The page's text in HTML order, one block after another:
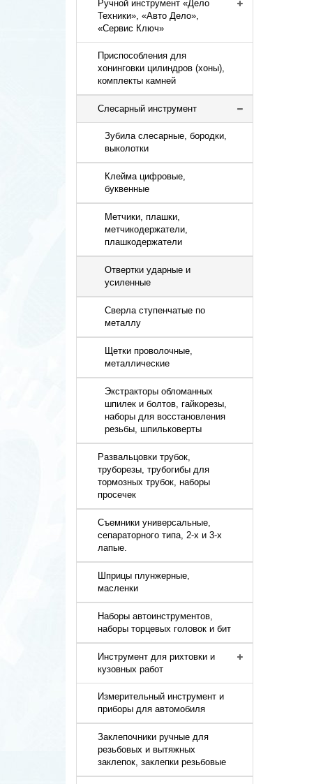
Ручной инструмент «Дело
Техники», «Авто Дело»,
«Сервис Ключ»
Приспособления для
хонинговки цилиндров (хоны),
комплекты камней
Слесарный инструмент
Зубила слесарные, бородки,
выколотки
Клейма цифровые,
буквенные
Метчики, плашки,
метчикодержатели,
плашкодержатели
Отвертки ударные и
усиленные
Сверла ступенчатые по
металлу
Щетки проволочные,
металлические
Экстракторы обломанных
шпилек и болтов, гайкорезы,
наборы для восстановления
резьбы, шпильковерты
Развальцовки трубок,
труборезы, трубогибы для
тормозных трубок, наборы
просечек
Съемники универсальные,
сепараторного типа, 2-х и 3-х
лапые.
Шприцы плунжерные,
масленки
Наборы автоинструментов,
наборы торцевых головок и бит
Инструмент для рихтовки и
кузовных работ
Измерительный инструмент и
приборы для автомобиля
Заклепочники ручные для
резьбовых и вытяжных
заклепок, заклепки резьбовые